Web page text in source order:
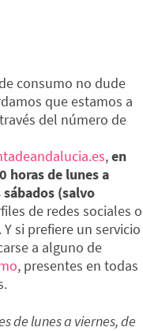
consumo no dude
que estamos a
del número de
,en
horas de lunes a
(salvo
de redes sociales o
. Y si prefiere un servicio
a alguno de
, presentes en todas
de lunes a viernes, de